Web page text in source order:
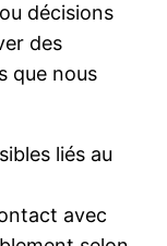
décisions
des
que nous
liés au
avec